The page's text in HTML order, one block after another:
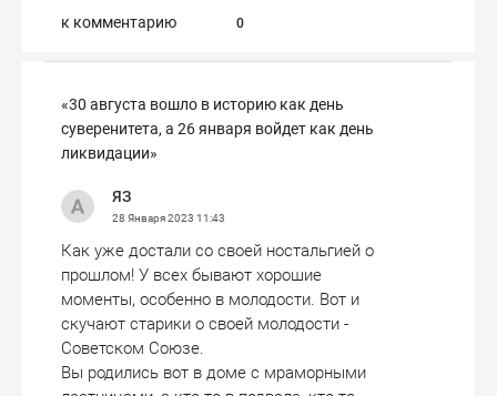
к комментарию 0
«30 августа вошло в историю как день
суверенитета, а 26 января войдет как день
ликвидации»
ЯЗ
28 Января 2023 11:43
Как уже достали со своей ностальгией о
прошлом! У всех бывают хорошие
моменты, особенно в молодости. Вот и
скучают старики о своей молодости -
Советском Союзе.
Вы родились вот в доме с мраморными